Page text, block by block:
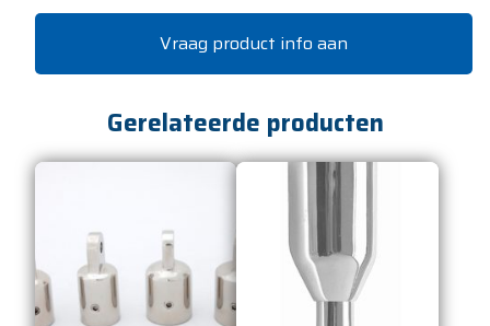
Vraag product info aan
Gerelateerde producten